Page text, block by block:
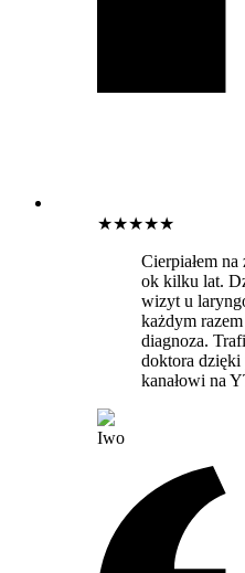
★★★★★
Cierpiałem
ok kilku lat.
wizyt u
każdym
diagnoza.
doktora dzięki
kanałowi na
Iwo